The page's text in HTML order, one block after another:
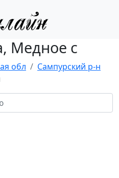
Медное с
обл
Сампурский р-н